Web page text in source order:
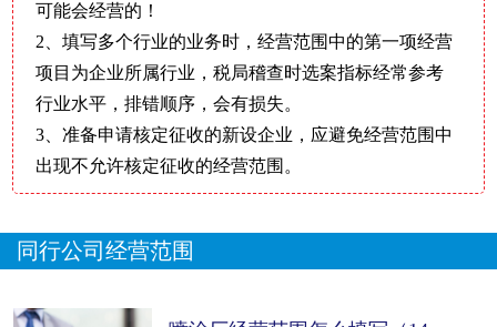
可能会经营的！
2、填写多个行业的业务时，经营范围中的第一项经营
项目为企业所属行业，税局稽查时选案指标经常参考
行业水平，排错顺序，会有损失。
3、准备申请核定征收的新设企业，应避免经营范围中
出现不允许核定征收的经营范围。
同行公司经营范围